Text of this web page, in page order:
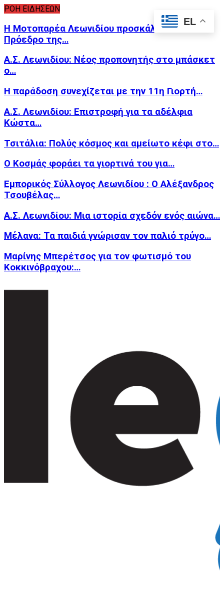
ΡΟΗ ΕΙΔΗΣΕΩΝ
Η Μοτοπαρέα Λεωνιδίου προσκάλεσε τον
Πρόεδρο της…
Α.Σ. Λεωνιδίου: Νέος προπονητής στο μπάσκετ
ο…
Η παράδοση συνεχίζεται με την 11η Γιορτή…
Α.Σ. Λεωνιδίου: Επιστροφή για τα αδέλφια
Κώστα…
Τσιτάλια: Πολύς κόσμος και αμείωτο κέφι στο…
Ο Κοσμάς φοράει τα γιορτινά του για…
Εμπορικός Σύλλογος Λεωνιδίου : Ο Αλέξανδρος
Τσουβέλας…
Α.Σ. Λεωνιδίου: Μια ιστορία σχεδόν ενός αιώνα…
Μέλανα: Τα παιδιά γνώρισαν τον παλιό τρύγο…
Μαρίνης Μπερέτσος για τον φωτισμό του
Κοκκινόβραχου:…
EL